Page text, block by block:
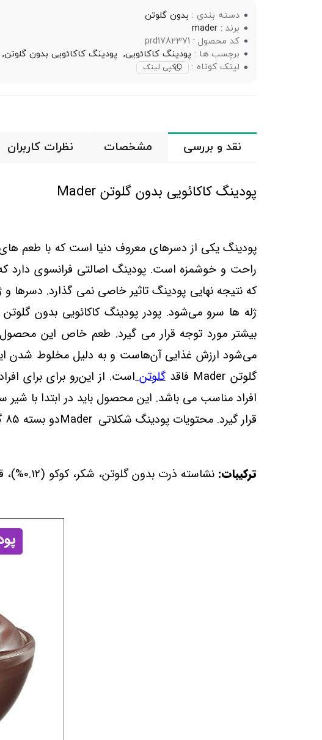
دسته بندی : بدون گلوتن
برند : mader
کد محصول : prd1782371
برچسب ها : پودینگ کاکائویی, پودینگ کاکائویی بدون گلوتن,
لینک کوتاه :
کپی لینک
نقد و بررسی مشخصات نظرات کاربران
پودینگ کاکائویی بدون گلوتن Mader
پودینگ یکی از دسرهای معروف دنیا است که با طعم‌
راحت و خوشمزه است. پودینگ اصالتی فرانسوی دارد
که نتیجه نهایی پودینگ تاثیر خاصی نمی گذارد. دسرها
ژله‌ ها سرو می‌شود. پودر پودینگ کاکائویی بدون گلوتن
بیشتر مورد توجه قرار می‌ گیرد. طعم خاص این
می‌شود ارزش غذایی آن‌هاست و به‌ دلیل مخلوط شدن این
گلوتن Mader فاقدگلوتناست. از این‌رو برای برای
افراد مناسب می باشد. این محصول باید در ابتدا با
قرار گیرد. محتویات پودینگ شکلاتی Maderدو بسته 85 گرمی است.
ترکیبات: نشاسته ذرت بدون گلوتن، شکر، کوکو (0.12%)، قوام دهنده (صمغ گوار) طعم دهنده (وانیل)